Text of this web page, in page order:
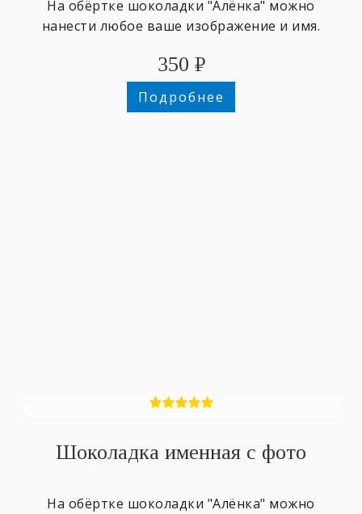
На обёртке шоколадки "Алёнка" можно
нанести любое ваше изображение и имя.
350 ₽
Подробнее
Шоколадка именная с фото
На обёртке шоколадки "Алёнка" можно